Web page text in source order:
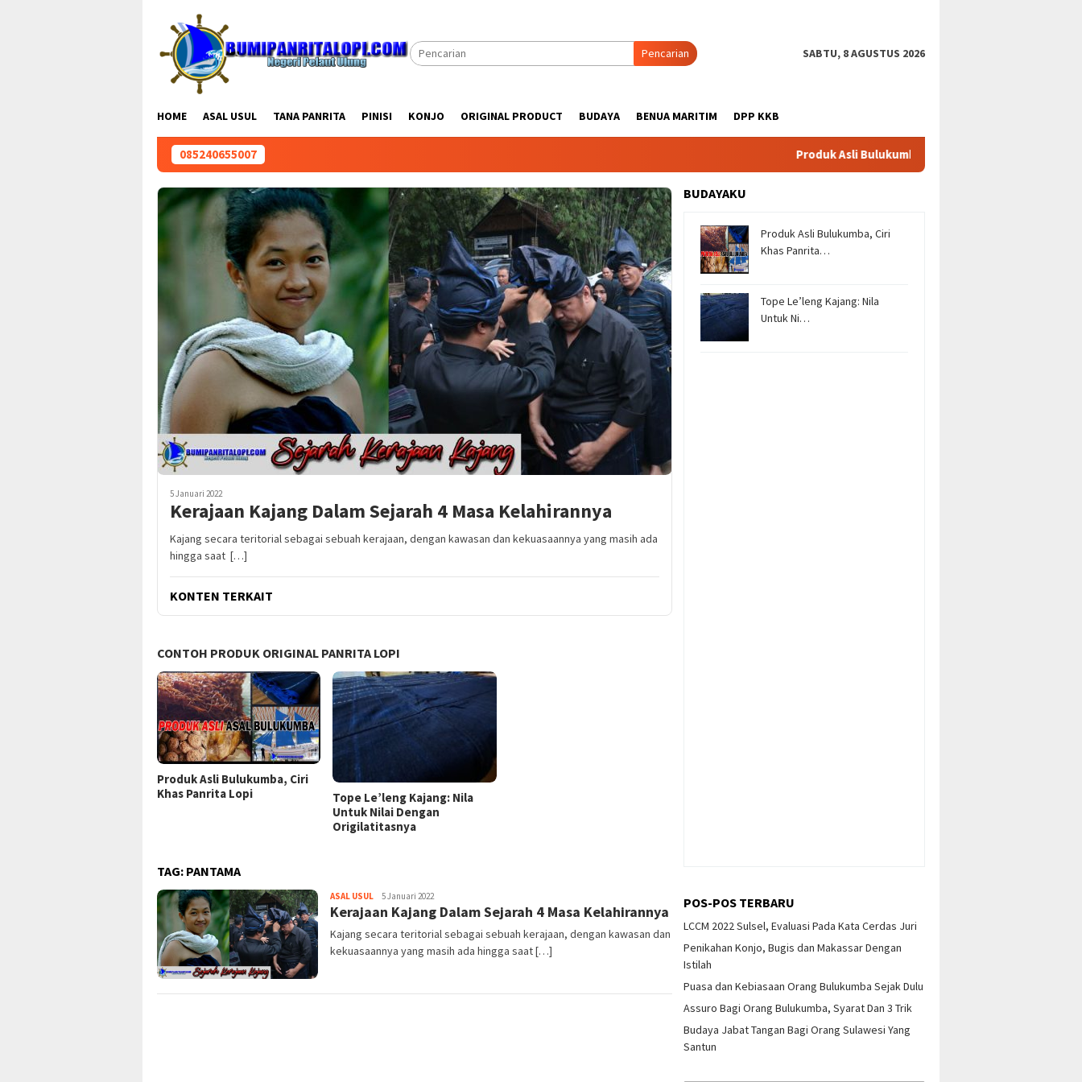
konten
Pencarian
SABTU, 8 AGUSTUS 2026
HOME ASAL USUL TANA PANRITA PINISI KONJO ORIGINAL PRODUCT BUDAYA BENUA MARITIM DPP KKB
085240655007 Produk Asli Bulukumba (Asal Panrita Lopi), Tope
5 Januari 2022
Kerajaan Kajang Dalam Sejarah 4 Masa Kelahirannya
Kajang secara teritorial sebagai sebuah kerajaan, dengan kawasan dan kekuasaannya yang masih ada
hingga saat […]
KONTEN TERKAIT
CONTOH PRODUK ORIGINAL PANRITA LOPI
Produk Asli Bulukumba, Ciri
Khas Panrita Lopi
Tope Le’leng Kajang: Nila
Untuk Nilai Dengan
Origilatitasnya
TAG: PANTAMA
ASAL USUL Author
5 Januari 2022
Kerajaan Kajang Dalam Sejarah 4 Masa Kelahirannya
Kajang secara teritorial sebagai sebuah kerajaan, dengan kawasan dan
kekuasaannya yang masih ada hingga saat […]
BUDAYAKU
Produk Asli Bulukumba, Ciri
Khas Panrita…
Tope Le’leng Kajang: Nila
Untuk Ni…
POS-POS TERBARU
LCCM 2022 Sulsel, Evaluasi Pada Kata Cerdas Juri
Penikahan Konjo, Bugis dan Makassar Dengan
Istilah
Puasa dan Kebiasaan Orang Bulukumba Sejak Dulu
Assuro Bagi Orang Bulukumba, Syarat Dan 3 Trik
Budaya Jabat Tangan Bagi Orang Sulawesi Yang
Santun